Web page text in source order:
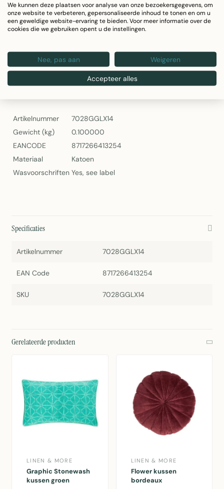
Materiaal: Katoen
Kleur: Zwart
Gewicht: 100g
Wasbaar volgens label
Linen & More Coco Chenille Kussen Zwart 30x50cm
Artikelnummer
7028GGLX14
Gewicht (kg)
0.100000
EANCODE
8717266413254
Materiaal
Katoen
Wasvoorschriften Yes, see label
Specificaties
Artikelnummer 7028GGLX14
EAN Code 8717266413254
SKU 7028GGLX14
Gerelateerde producten
LINEN & MORE
Graphic Stonewash
kussen groen
LINEN & MORE
Flower kussen
bordeaux
We kunnen deze plaatsen voor analyse van onze bezoekersgegevens, om
onze website te verbeteren, gepersonaliseerde inhoud te tonen en om u
een geweldige website-ervaring te bieden. Voor meer informatie over de
cookies die we gebruiken opent u de instellingen.
Nee, pas aan Weigeren
Accepteer alles